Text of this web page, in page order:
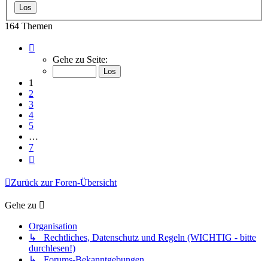
164 Themen
von
Gehe zu Seite:
1
2
3
4
5
…
7
Zurück zur Foren-Übersicht
Gehe zu
Organisation
↳ Rechtliches, Datenschutz und Regeln (WICHTIG - bitte
durchlesen!)